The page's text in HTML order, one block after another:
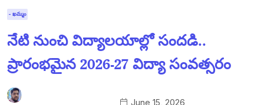
- ఖమ్మం
నేటి నుంచి విద్యాలయాల్లో సందడి..
ప్రారంభమైన 2026-27 విద్యా సంవత్సరం
June 15, 2026